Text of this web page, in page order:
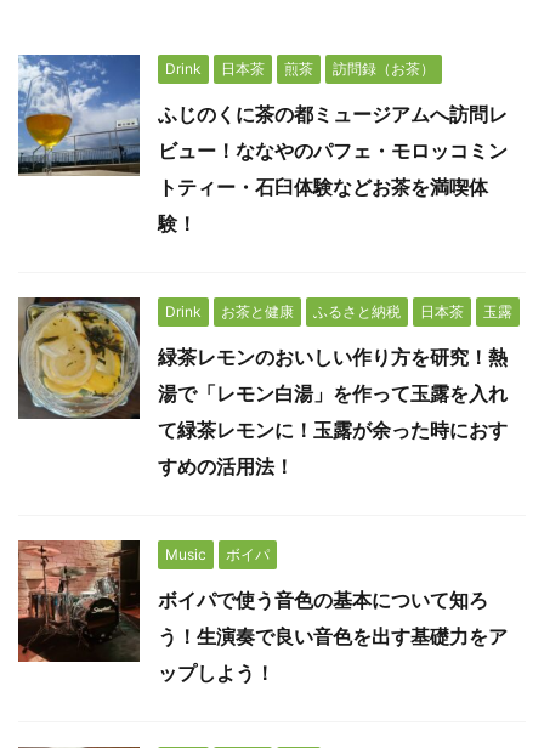
Drink 日本茶 煎茶 訪問録（お茶）
ふじのくに茶の都ミュージアムへ訪問レ
ビュー！ななやのパフェ・モロッコミン
トティー・石臼体験などお茶を満喫体
験！
Drink お茶と健康 ふるさと納税 日本茶 玉露
緑茶レモンのおいしい作り方を研究！熱
湯で「レモン白湯」を作って玉露を入れ
て緑茶レモンに！玉露が余った時におす
すめの活用法！
Music ボイパ
ボイパで使う音色の基本について知ろ
う！生演奏で良い音色を出す基礎力をア
ップしよう！